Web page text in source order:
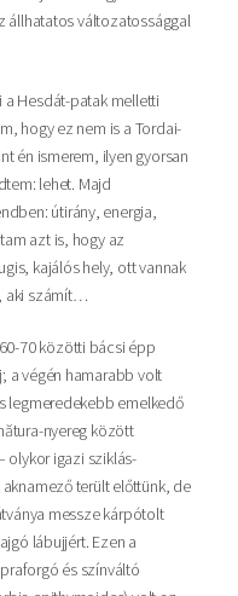
állhatatos változatossággal
Hesdát-patak melletti
hogy ez nem is a Tordai-
én ismerem, ilyen gyorsan
lehet. Majd
útirány, energia,
azt is, hogy az
kajálós hely, ott vannak
aki számít…
70 közötti bácsi épp
a végén hamarabb volt
legmeredekebb emelkedő
nyereg között
olykor igazi sziklás-
terült előttünk, de
messze kárpótolt
lábujjért. Ezen a
és színváltó